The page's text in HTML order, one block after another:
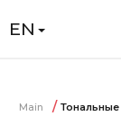
EN
Main